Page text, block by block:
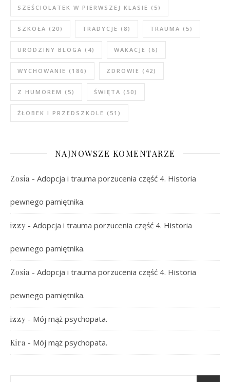
SZEŚCIOLATEK W PIERWSZEJ KLASIE (5)
SZKOŁA (20) TRADYCJE (8) TRAUMA (5)
URODZINY BLOGA (4) WAKACJE (6)
WYCHOWANIE (186) ZDROWIE (42)
Z HUMOREM (5) ŚWIĘTA (50)
ŻŁOBEK I PRZEDSZKOLE (51)
NAJNOWSZE KOMENTARZE
Zosia - Adopcja i trauma porzucenia część 4. Historia
pewnego pamiętnika.
izzy - Adopcja i trauma porzucenia część 4. Historia
pewnego pamiętnika.
Zosia - Adopcja i trauma porzucenia część 4. Historia
pewnego pamiętnika.
izzy - Mój mąż psychopata.
Kira - Mój mąż psychopata.